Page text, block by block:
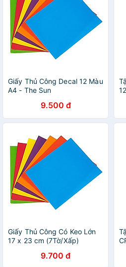
Giấy Thủ Công Decal 12 Màu
A4 - The Sun
9.500 đ
Giấy Thủ Công Có Keo Lớn
17 x 23 cm (7Tờ/Xấp)
9.700 đ